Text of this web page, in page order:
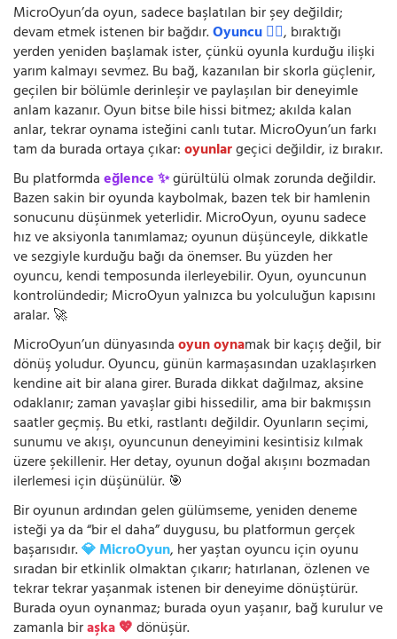
MicroOyun’da oyun, sadece başlatılan bir şey değildir;
devam etmek istenen bir bağdır.Oyuncu 🧍‍♂️, bıraktığı
yerden yeniden başlamak ister, çünkü oyunla kurduğu ilişki
yarım kalmayı sevmez. Bu bağ, kazanılan bir skorla güçlenir,
geçilen bir bölümle derinleşir ve paylaşılan bir deneyimle
anlam kazanır. Oyun bitse bile hissi bitmez; akılda kalan
anlar, tekrar oynama isteğini canlı tutar. MicroOyun’un farkı
tam da burada ortaya çıkar:oyunlargeçici değildir, iz bırakır.
Bu platformdaeğlence ✨gürültülü olmak zorunda değildir.
Bazen sakin bir oyunda kaybolmak, bazen tek bir hamlenin
sonucunu düşünmek yeterlidir. MicroOyun, oyunu sadece
hız ve aksiyonla tanımlamaz; oyunun düşünceyle, dikkatle
ve sezgiyle kurduğu bağı da önemser. Bu yüzden her
oyuncu, kendi temposunda ilerleyebilir. Oyun, oyuncunun
kontrolündedir; MicroOyun yalnızca bu yolculuğun kapısını
aralar. 🚀
MicroOyun’un dünyasındaoyun oynamak bir kaçış değil, bir
dönüş yoludur. Oyuncu, günün karmaşasından uzaklaşırken
kendine ait bir alana girer. Burada dikkat dağılmaz, aksine
odaklanır; zaman yavaşlar gibi hissedilir, ama bir bakmışsın
saatler geçmiş. Bu etki, rastlantı değildir. Oyunların seçimi,
sunumu ve akışı, oyuncunun deneyimini kesintisiz kılmak
üzere şekillenir. Her detay, oyunun doğal akışını bozmadan
ilerlemesi için düşünülür. 🎯
Bir oyunun ardından gelen gülümseme, yeniden deneme
isteği ya da “bir el daha” duygusu, bu platformun gerçek
başarısıdır.💎 MicroOyun, her yaştan oyuncu için oyunu
sıradan bir etkinlik olmaktan çıkarır; hatırlanan, özlenen ve
tekrar tekrar yaşanmak istenen bir deneyime dönüştürür.
Burada oyun oynanmaz; burada oyun yaşanır, bağ kurulur ve
zamanla biraşka 💖dönüşür.